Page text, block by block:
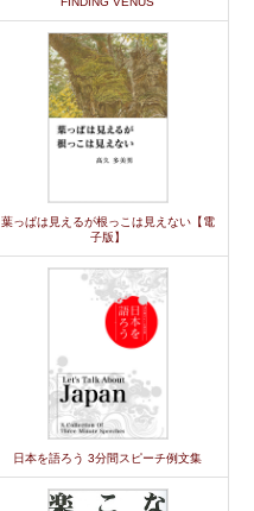
葉っぱは見えるが根っこは見えない【電
子版】
日本を語ろう 3分間スピーチ例文集